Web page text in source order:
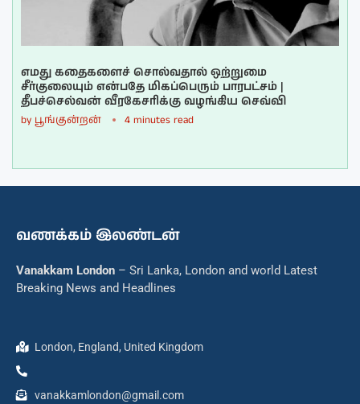
எமது கதைகளைச் சொல்வதால் ஒற்றுமை
சீர்குலையும் என்பதே மிகப்பெரும் பாரபட்சம் |
தீபச்செல்வன் வீரகேசரிக்கு வழங்கிய செவ்வி
by பூங்குன்றன் 4 minutes read
வணக்கம் இலண்டன்
Vanakkam London – Sri Lanka, London and world Latest
Breaking News and Headlines
London, England, United Kingdom
vanakkamlondon@gmail.com